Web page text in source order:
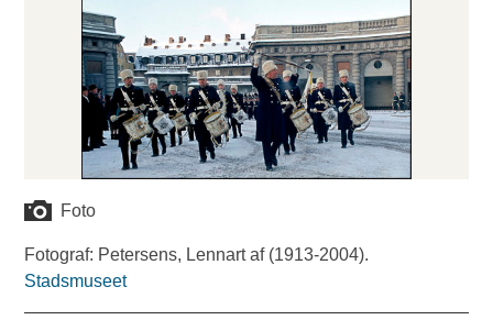
Foto
Fotograf: Petersens, Lennart af (1913-2004).
Stadsmuseet